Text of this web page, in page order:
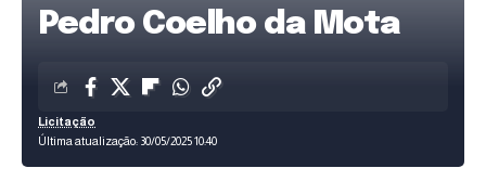
Pedro Coelho da Mota
Última atualização: 30/05/2025 10:40
Licitação